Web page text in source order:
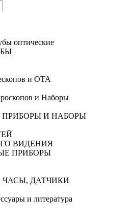
оптические
и ОТА
и Наборы
ПРИБОРЫ И НАБОРЫ
ВИДЕНИЯ
ПРИБОРЫ
ДАТЧИКИ
и литература